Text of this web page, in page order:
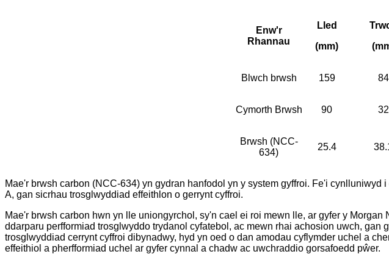
Enw'r
Rhannau
Lled
(mm)
Blwch brwsh 159 84
Cymorth Brwsh 90 32
Brwsh (NCC-
634)
25.4
Mae'r brwsh carbon (NCC-634) yn gydran hanfodol yn y system gyffroi. Fe'i
A, gan sicrhau trosglwyddiad effeithlon o gerrynt cyffroi.
Mae'r brwsh carbon hwn yn lle uniongyrchol, sy'n cael ei roi mewn lle, ar gyfer y
ddarparu perfformiad trosglwyddo trydanol cyfatebol, ac mewn rhai achosion uwch,
trosglwyddiad cerrynt cyffroi dibynadwy, hyd yn oed o dan amodau cyflymder uchel a
effeithiol a pherfformiad uchel ar gyfer cynnal a chadw ac uwchraddio gorsafoedd pŵer.